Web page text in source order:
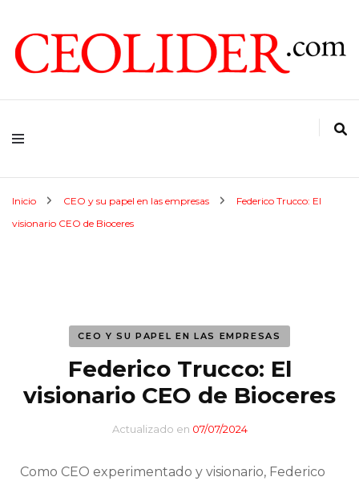
CEOLIDER.COM
Inicio CEO y su papel en las empresas
Federico Trucco: El
visionario CEO de Bioceres
CEO Y SU PAPEL EN LAS EMPRESAS
Federico Trucco: El
visionario CEO de Bioceres
Actualizado en 07/07/2024
Como CEO experimentado y visionario, Federico